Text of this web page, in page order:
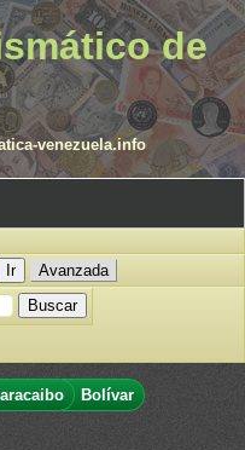
de
venezuela.info
Avanzada
Bolívar